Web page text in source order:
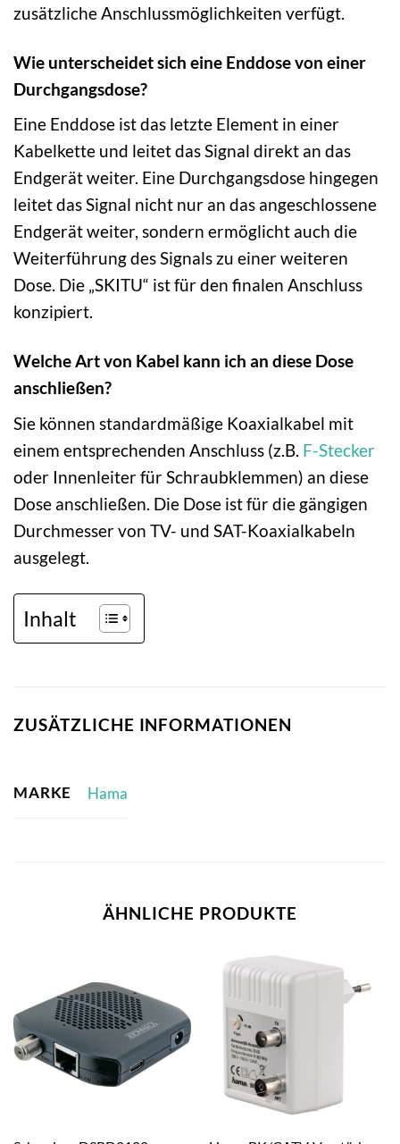
zusätzliche Anschlussmöglichkeiten verfügt.
Wie unterscheidet sich eine Enddose von einer
Durchgangsdose?
Eine Enddose ist das letzte Element in einer
Kabelkette und leitet das Signal direkt an das
Endgerät weiter. Eine Durchgangsdose hingegen
leitet das Signal nicht nur an das angeschlossene
Endgerät weiter, sondern ermöglicht auch die
Weiterführung des Signals zu einer weiteren
Dose. Die „SKITU“ ist für den finalen Anschluss
konzipiert.
Welche Art von Kabel kann ich an diese Dose
anschließen?
Sie können standardmäßige Koaxialkabel mit
einem entsprechenden Anschluss (z.B. F-Stecker
oder Innenleiter für Schraubklemmen) an diese
Dose anschließen. Die Dose ist für die gängigen
Durchmesser von TV- und SAT-Koaxialkabeln
ausgelegt.
Inhalt
ZUSÄTZLICHE INFORMATIONEN
MARKE Hama
ÄHNLICHE PRODUKTE